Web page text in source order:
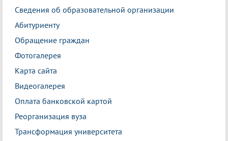
Сведения об образовательной организации
Абитуриенту
Обращение граждан
Фотогалерея
Карта сайта
Видеогалерея
Оплата банковской картой
Реорганизация вуза
Трансформация университета